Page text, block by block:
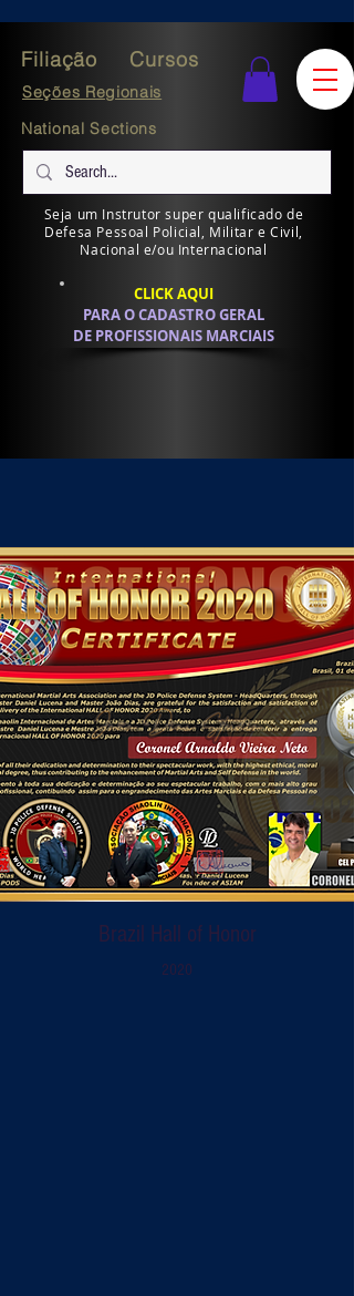
Filiação Cursos
Seções Regionais
National Sections
Seja um Instrutor super qualificado de
Defesa Pessoal Policial, Militar e Civil,
Nacional e/ou Internacional
CLICK AQUI
PARA O CADASTRO GERAL
DE PROFISSIONAIS MARCIAIS
Brazil Hall of Honor
2020